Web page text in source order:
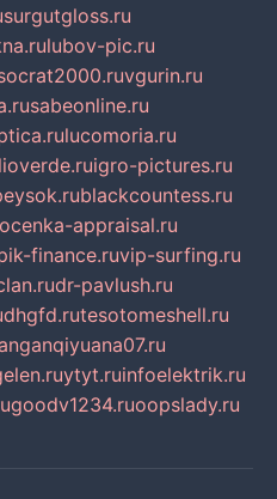
surgutgloss.ru
lubov-pic.ru
vgurin.ru
sabeonline.ru
lucomoria.ru
igro-pictures.ru
blackcountess.ru
ocenka-appraisal.ru
finance.ruvip-surfing.ru
dr-pavlush.ru
dhgfd.rutesotomeshell.ru
ytyt.ruinfoelektrik.ru
goodv1234.ruoopslady.ru